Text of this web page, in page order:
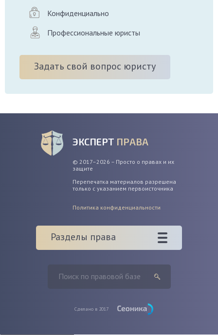
Конфиденциально
Профессиональные юристы
Задать свой вопрос юристу
ЭКСПЕРТ ПРАВА
© 2017–2026 – Просто о правах и их
защите
Перепечатка материалов разрешена
только с указанием первоисточника
Политика конфиденциальности
Разделы права
Сделано в 2017